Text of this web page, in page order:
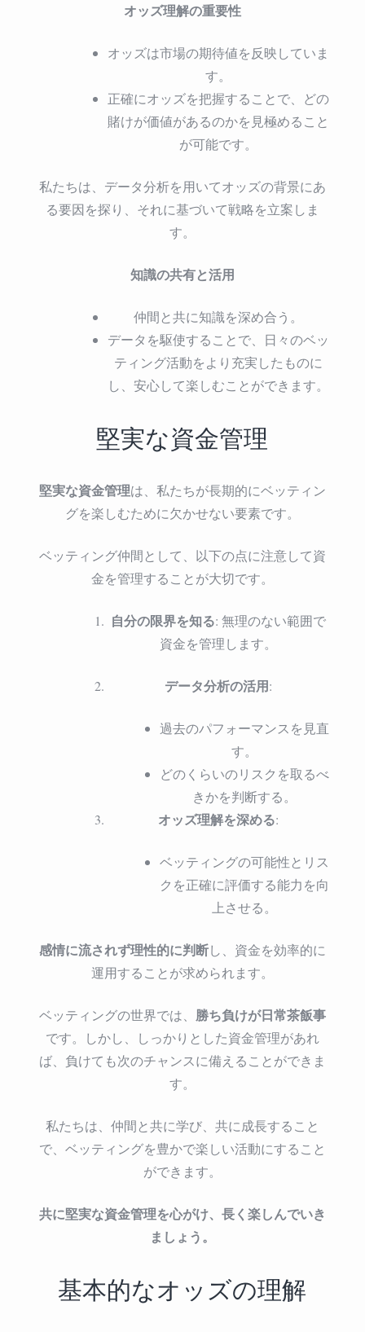
オッズ理解の重要性
オッズは市場の期待値を反映していま
す。
正確にオッズを把握することで、どの
賭けが価値があるのかを見極めること
が可能です。
私たちは、データ分析を用いてオッズの背景にあ
る要因を探り、それに基づいて戦略を立案しま
す。
知識の共有と活用
仲間と共に知識を深め合う。
データを駆使することで、日々のベッ
ティング活動をより充実したものに
し、安心して楽しむことができます。
堅実な資金管理
堅実な資金管理は、私たちが長期的にベッティン
グを楽しむために欠かせない要素です。
ベッティング仲間として、以下の点に注意して資
金を管理することが大切です。
自分の限界を知る: 無理のない範囲で
資金を管理します。
データ分析の活用:
過去のパフォーマンスを見直
す。
どのくらいのリスクを取るべ
きかを判断する。
オッズ理解を深める:
ベッティングの可能性とリス
クを正確に評価する能力を向
上させる。
感情に流されず理性的に判断し、資金を効率的に
運用することが求められます。
ベッティングの世界では、 勝ち負けが日常茶飯事
です。しかし、しっかりとした資金管理があれ
ば、負けても次のチャンスに備えることができま
す。
私たちは、仲間と共に学び、共に成長すること
で、ベッティングを豊かで楽しい活動にすること
ができます。
共に堅実な資金管理を心がけ、長く楽しんでいき
ましょう。
基本的なオッズの理解